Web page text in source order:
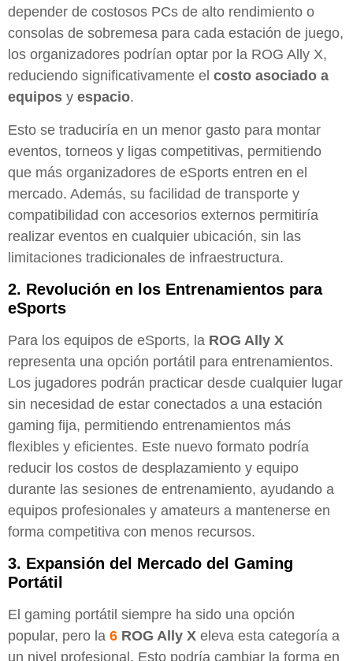
depender de costosos PCs de alto rendimiento o
consolas de sobremesa para cada estación de juego,
los organizadores podrían optar por la ROG Ally X,
reduciendo significativamente el costo asociado a
equipos y espacio.
Esto se traduciría en un menor gasto para montar
eventos, torneos y ligas competitivas, permitiendo
que más organizadores de eSports entren en el
mercado. Además, su facilidad de transporte y
compatibilidad con accesorios externos permitiría
realizar eventos en cualquier ubicación, sin las
limitaciones tradicionales de infraestructura.
2. Revolución en los Entrenamientos para
eSports
Para los equipos de eSports, la ROG Ally X
representa una opción portátil para entrenamientos.
Los jugadores podrán practicar desde cualquier lugar
sin necesidad de estar conectados a una estación
gaming fija, permitiendo entrenamientos más
flexibles y eficientes. Este nuevo formato podría
reducir los costos de desplazamiento y equipo
durante las sesiones de entrenamiento, ayudando a
equipos profesionales y amateurs a mantenerse en
forma competitiva con menos recursos.
3. Expansión del Mercado del Gaming
Portátil
El gaming portátil siempre ha sido una opción
popular, pero la 6 ROG Ally X eleva esta categoría a
un nivel profesional. Esto podría cambiar la forma en